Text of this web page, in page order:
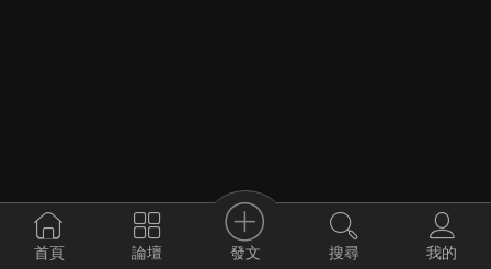
首頁 論壇 發文 搜尋 我的